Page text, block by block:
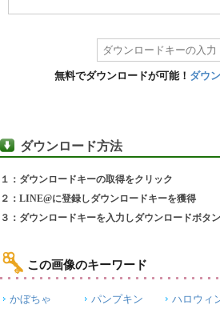
無料でダウンロードが可能！ ダウ
ダウンロード方法
１：ダウンロードキーの取得をクリック
２：LINE@に登録しダウンロードキーを獲得
３：ダウンロードキーを入力しダウンロードボタ
この画像のキーワード
かぼちゃ パンプキン ハロウィ